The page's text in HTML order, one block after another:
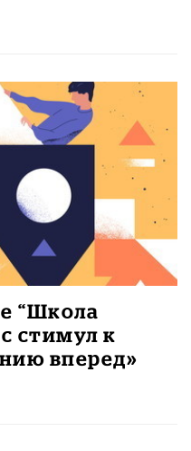
“Школа
стимул к
вперед»